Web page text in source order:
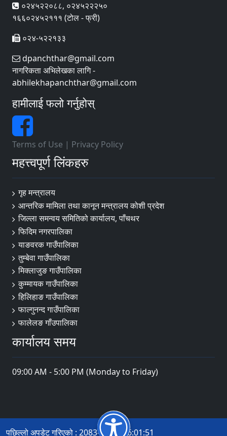
०२४५२२०८८, ०२४५२२२५०
१६६०२४५२१११ (टोल - फ्री)
०२४-५२२१३३
dpanchthar@gmail.com
नागरिकता अभिलेखका लागि -
abhilekhapanchthar@gmail.com
हामीलाई फलो गर्नुहोस्
Terms of Use | Privacy Policy
महत्त्वपूर्ण लिंकहरु
गृह मन्त्रालय
आन्तरिक मामिला तथा कानून मन्त्रालय कोशी प्रदेश
जिल्ला समन्वय समितिको कार्यालय, पाँचथर
फिदिम नगरपालिका
याङवरक गाउँपालिका
तुम्बेवा गाउँपालिका
मिक्लाजुङ गाउँपालिका
कुम्मायक गाउँपालिका
हिलिहाङ गाउँपालिका
फाल्गुनन्द गाउँपालिका
फालेलङ गाँउपालिका
कार्यालय समय
09:00 AM - 5:00 PM (Monday to Friday)
पछिल्लो अपडेट गरिएको : 2083-04-14 16:01:51